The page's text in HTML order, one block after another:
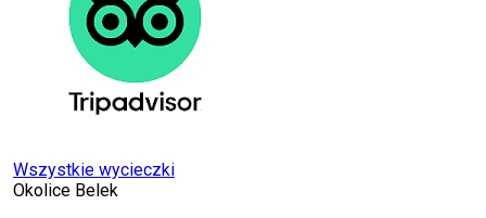
Wszystkie wycieczki
Okolice Belek